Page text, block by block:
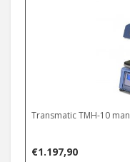
Transmatic TMH-10
€1.197,90